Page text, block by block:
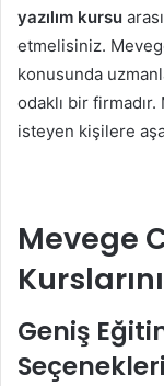
yazılım kursu
etmelisiniz.
konusunda
odaklı bir
isteyen kişilere
Mevege
Geniş
Seçenekleri